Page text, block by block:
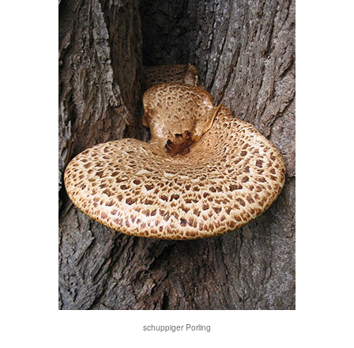
schuppiger Porling